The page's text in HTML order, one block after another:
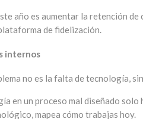
año es aumentar la retención
de fidelización.
internos
no es la falta de tecnología,
en un proceso mal diseñado
mapea cómo trabajas hoy.